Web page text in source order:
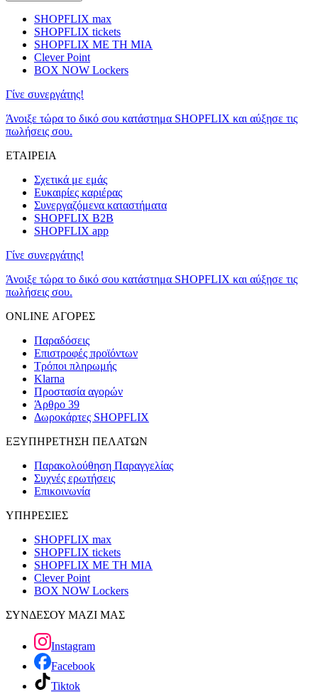
SHOPFLIX max
SHOPFLIX tickets
SHOPFLIX ΜΕ ΤΗ ΜΙΑ
Clever Point
BOX NOW Lockers
Γίνε συνεργάτης!
Άνοιξε τώρα το δικό σου κατάστημα SHOPFLIX και αύξησε τις
πωλήσεις σου.
ΕΤΑΙΡΕΙΑ
Σχετικά με εμάς
Ευκαιρίες καριέρας
Συνεργαζόμενα καταστήματα
SHOPFLIX B2B
SHOPFLIX app
Γίνε συνεργάτης!
Άνοιξε τώρα το δικό σου κατάστημα SHOPFLIX και αύξησε τις
πωλήσεις σου.
ONLINE ΑΓΟΡΕΣ
Παραδόσεις
Επιστροφές προϊόντων
Τρόποι πληρωμής
Klarna
Προστασία αγορών
Άρθρο 39
Δωροκάρτες SHOPFLIX
ΕΞΥΠΗΡΕΤΗΣΗ ΠΕΛΑΤΩΝ
Παρακολούθηση Παραγγελίας
Συχνές ερωτήσεις
Επικοινωνία
ΥΠΗΡΕΣΙΕΣ
SHOPFLIX max
SHOPFLIX tickets
SHOPFLIX ΜΕ ΤΗ ΜΙΑ
Clever Point
BOX NOW Lockers
ΣΥΝΔΕΣΟΥ ΜΑΖΙ ΜΑΣ
Instagram
Facebook
Tiktok